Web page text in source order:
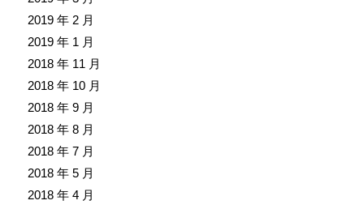
2019 年 2 月
2019 年 1 月
2018 年 11 月
2018 年 10 月
2018 年 9 月
2018 年 8 月
2018 年 7 月
2018 年 5 月
2018 年 4 月